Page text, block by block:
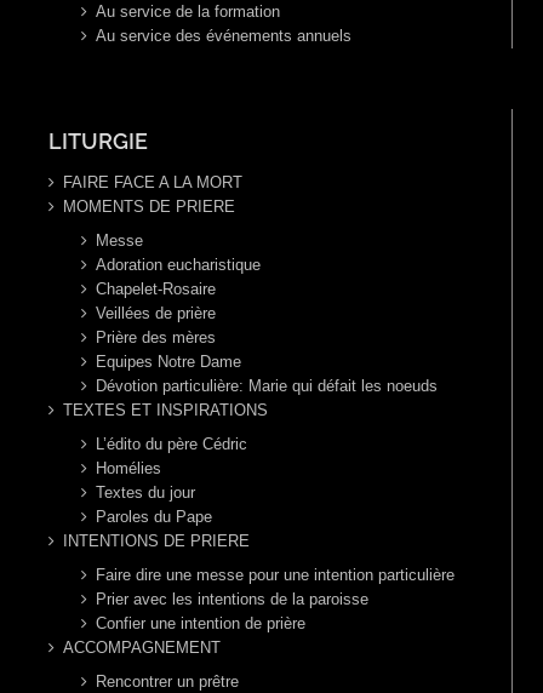
Au service de la formation
Au service des événements annuels
LITURGIE
FAIRE FACE A LA MORT
MOMENTS DE PRIERE
Messe
Adoration eucharistique
Chapelet-Rosaire
Veillées de prière
Prière des mères
Equipes Notre Dame
Dévotion particulière: Marie qui défait les noeuds
TEXTES ET INSPIRATIONS
L’édito du père Cédric
Homélies
Textes du jour
Paroles du Pape
INTENTIONS DE PRIERE
Faire dire une messe pour une intention particulière
Prier avec les intentions de la paroisse
Confier une intention de prière
ACCOMPAGNEMENT
Rencontrer un prêtre